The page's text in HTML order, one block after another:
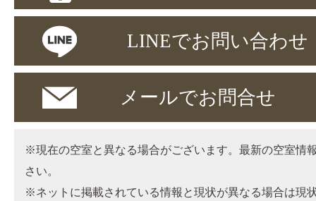
LINEでお問い合わせ
メールでお問合せ
※現在の空室と異なる場合がございます。最新の空室情
さい。
※ネットに掲載されている情報と現状が異なる場合は現